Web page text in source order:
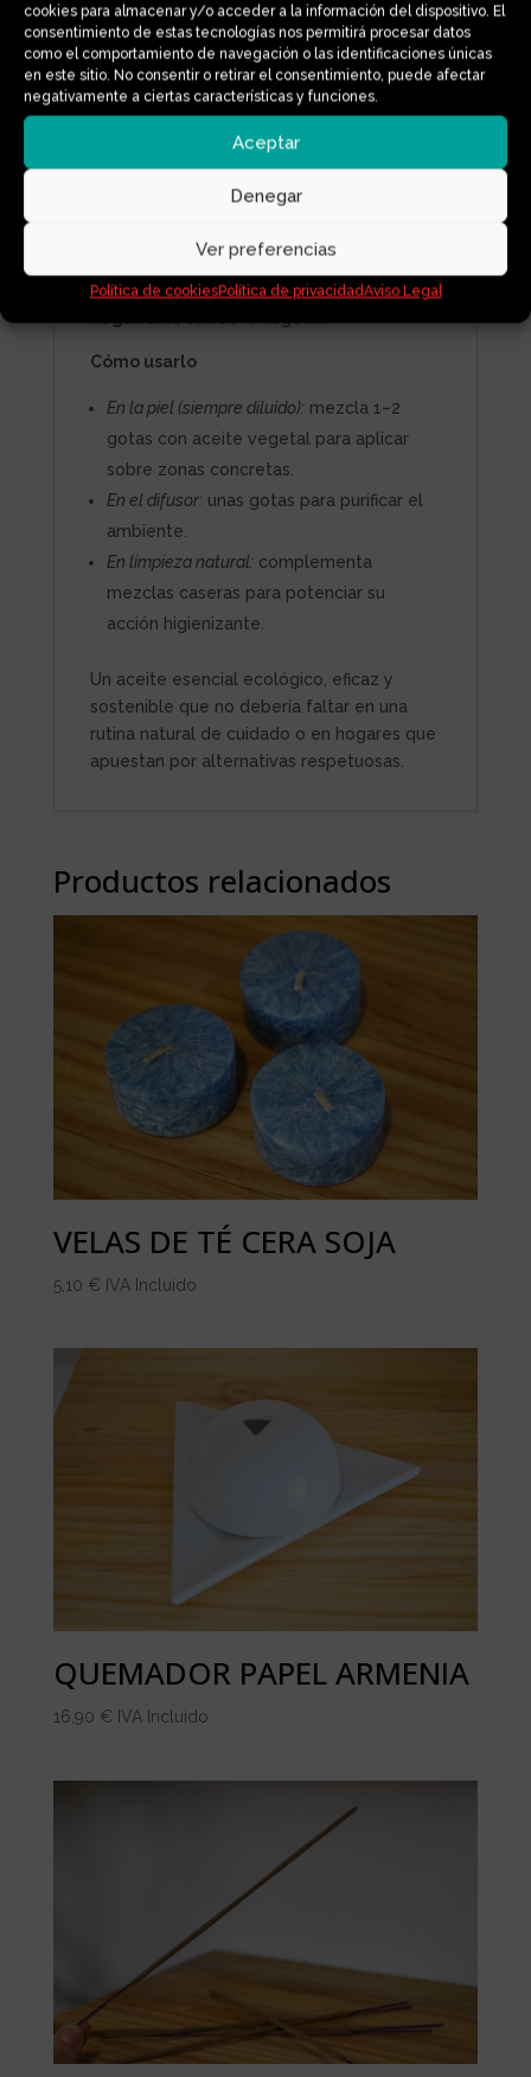
cookies para almacenar y/o acceder a la información del dispositivo. El
consentimiento de estas tecnologías nos permitirá procesar datos
como el comportamiento de navegación o las identificaciones únicas
en este sitio. No consentir o retirar el consentimiento, puede afectar
negativamente a ciertas características y funciones.
Aceptar
Denegar
Ver preferencias
Política de cookiesPolítica de privacidadAviso Legal
Puedes usarlo diluido en un aceite vegetal
para aplicar sobre la piel, añadir unas gotas
a tus mezclas aromáticas o incorporarlo a
recetas cosméticas naturales. Su formato
habitual (10–15 ml) es ideal para tenerlo
siempre a mano y aprovecharlo durante
Certificación:ecológica.
Cómo usarlo
En la piel (siempre diluido): mezcla 1–2
gotas con aceite vegetal para aplicar
sobre zonas concretas.
En el difusor: unas gotas para purificar el
ambiente.
En limpieza natural: complementa
mezclas caseras para potenciar su
acción higienizante.
Un aceite esencial ecológico, eficaz y
sostenible que no debería faltar en una
rutina natural de cuidado o en hogares que
apuestan por alternativas respetuosas.
Productos relacionados
VELAS DE TÉ CERA SOJA
5,10 € IVA Incluido
QUEMADOR PAPEL ARMENIA
16,90 € IVA Incluido